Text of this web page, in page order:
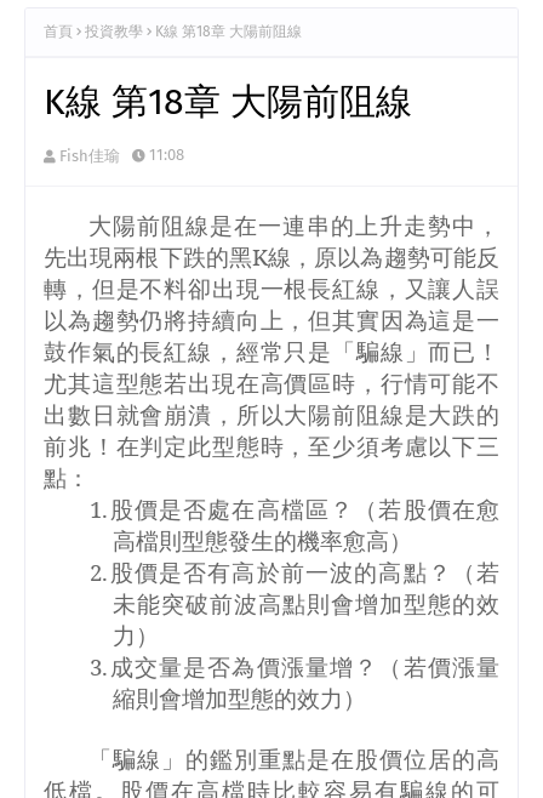
首頁 投資教學 K線 第18章 大陽前阻線
K線 第18章 大陽前阻線
Fish佳瑜 11:08
大陽前阻線是在一連串的上升走勢中，
先出現兩根下跌的黑K線，原以為趨勢可能反
轉，但是不料卻出現一根長紅線，又讓人誤
以為趨勢仍將持續向上，但其實因為這是一
鼓作氣的長紅線，經常只是「騙線」而已！
尤其這型態若出現在高價區時，行情可能不
出數日就會崩潰，所以大陽前阻線是大跌的
前兆！在判定此型態時，至少須考慮以下三
點：
1. 股價是否處在高檔區？（若股價在愈
高檔則型態發生的機率愈高）
2. 股價是否有高於前一波的高點？（若
未能突破前波高點則會增加型態的效
力）
3. 成交量是否為價漲量增？（若價漲量
縮則會增加型態的效力）
「騙線」的鑑別重點是在股價位居的高
低檔。股價在高檔時比較容易有騙線的可